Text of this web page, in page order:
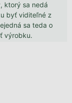
ktorý sa nedá
byť viditeľné z
sa teda o
výrobku.